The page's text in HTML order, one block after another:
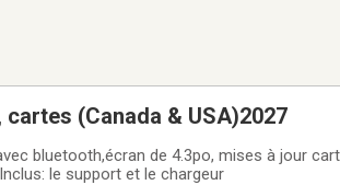
cartes (Canada & USA)2027
bluetooth,écran de 4.3po, mises à jour
le support et le chargeur